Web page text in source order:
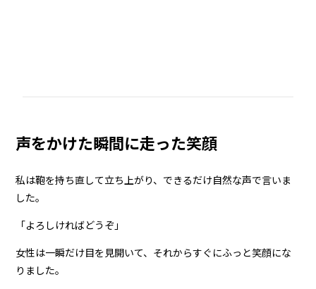
声をかけた瞬間に走った笑顔
私は鞄を持ち直して立ち上がり、できるだけ自然な声で言いま
した。
「よろしければどうぞ」
女性は一瞬だけ目を見開いて、それからすぐにふっと笑顔にな
りました。